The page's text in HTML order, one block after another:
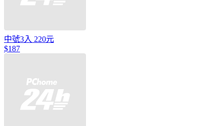
中號3入 220元
$187